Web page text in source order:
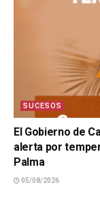
SUCESOS
El Gobierno de
alerta por
Palma
05/08/2026